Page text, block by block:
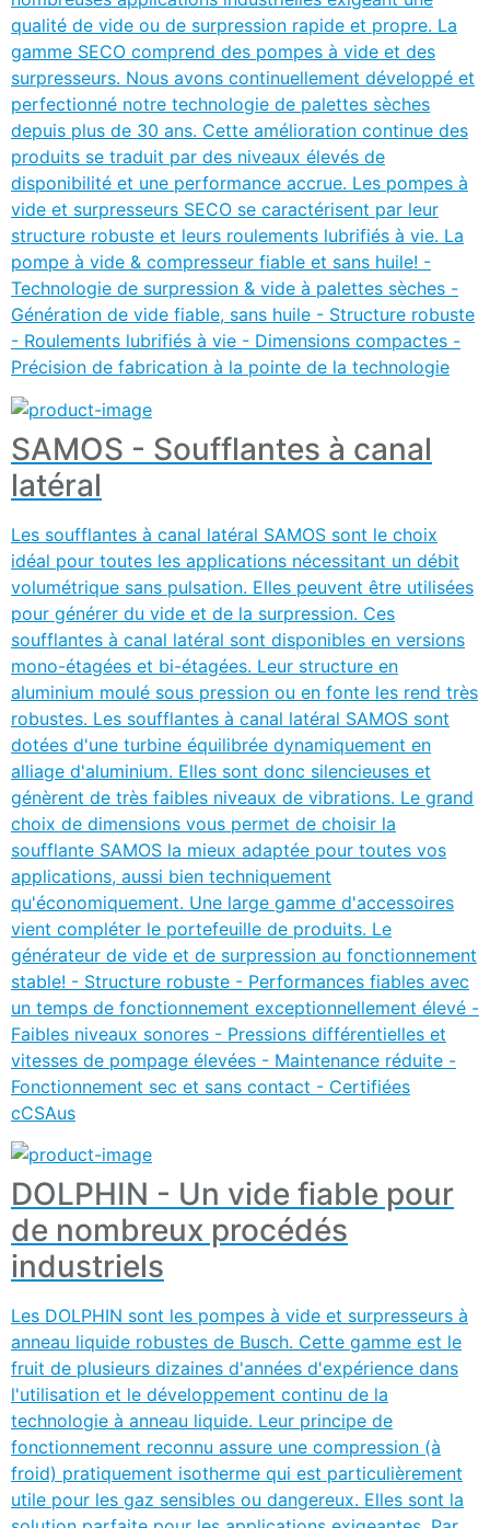
qualité de vide ou de surpression rapide et propre. La
gamme SECO comprend des pompes à vide et des
surpresseurs. Nous avons continuellement développé et
perfectionné notre technologie de palettes sèches
depuis plus de 30 ans. Cette amélioration continue des
produits se traduit par des niveaux élevés de
disponibilité et une performance accrue. Les pompes à
vide et surpresseurs SECO se caractérisent par leur
structure robuste et leurs roulements lubrifiés à vie. La
pompe à vide & compresseur fiable et sans huile! -
Technologie de surpression & vide à palettes sèches -
Génération de vide fiable, sans huile - Structure robuste
- Roulements lubrifiés à vie - Dimensions compactes -
Précision de fabrication à la pointe de la technologie
SAMOS - Soufflantes à canal
latéral
Les soufflantes à canal latéral SAMOS sont le choix
idéal pour toutes les applications nécessitant un débit
volumétrique sans pulsation. Elles peuvent être utilisées
pour générer du vide et de la surpression. Ces
soufflantes à canal latéral sont disponibles en versions
mono-étagées et bi-étagées. Leur structure en
aluminium moulé sous pression ou en fonte les rend très
robustes. Les soufflantes à canal latéral SAMOS sont
dotées d'une turbine équilibrée dynamiquement en
alliage d'aluminium. Elles sont donc silencieuses et
génèrent de très faibles niveaux de vibrations. Le grand
choix de dimensions vous permet de choisir la
soufflante SAMOS la mieux adaptée pour toutes vos
applications, aussi bien techniquement
qu'économiquement. Une large gamme d'accessoires
vient compléter le portefeuille de produits. Le
générateur de vide et de surpression au fonctionnement
stable! - Structure robuste - Performances fiables avec
un temps de fonctionnement exceptionnellement élevé -
Faibles niveaux sonores - Pressions différentielles et
vitesses de pompage élevées - Maintenance réduite -
Fonctionnement sec et sans contact - Certifiées
cCSAus
DOLPHIN - Un vide fiable pour
de nombreux procédés
industriels
Les DOLPHIN sont les pompes à vide et surpresseurs à
anneau liquide robustes de Busch. Cette gamme est le
fruit de plusieurs dizaines d'années d'expérience dans
l'utilisation et le développement continu de la
technologie à anneau liquide. Leur principe de
fonctionnement reconnu assure une compression (à
froid) pratiquement isotherme qui est particulièrement
utile pour les gaz sensibles ou dangereux. Elles sont la